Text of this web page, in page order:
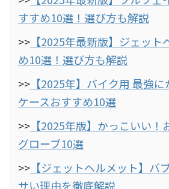
すすめ10選！選び方も解説
>> 【2025年最新版】ジェッ
め10選！選び方も解説
>> 【2025年】バイク用 最強
ケースおすすめ10選
>> 【2025年版】かっこいい
グローブ10選
>> 【ジェットヘルメット】バ
サい理由を徹底解説